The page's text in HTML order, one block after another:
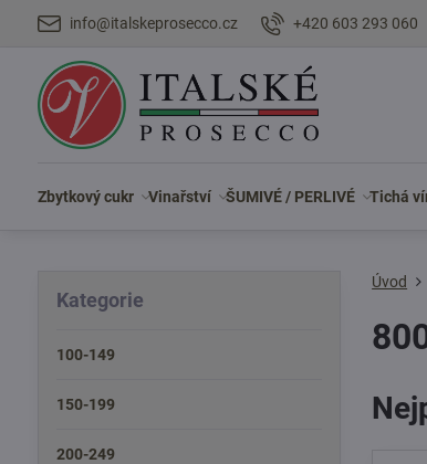
info@italskeprosecco.cz +420 603 293 060
Zbytkový cukr Vinařství ŠUMIVÉ / PERLIVÉ Tichá
Úvod
Kategorie
100-149
150-199
200-249